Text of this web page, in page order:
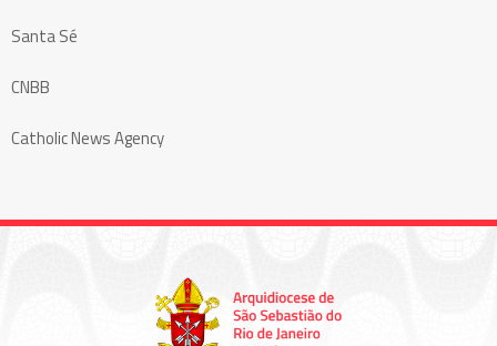
Santa Sé
CNBB
Catholic News Agency